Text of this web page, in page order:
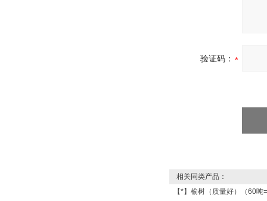
验证码：
相关同类产品：
【*】榆树（质量好）（60